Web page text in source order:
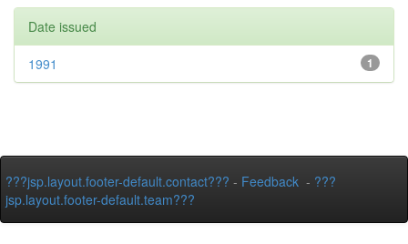
Date issued
1
1991
???jsp.layout.footer-default.contact??? - Feedback - ???
jsp.layout.footer-default.team???